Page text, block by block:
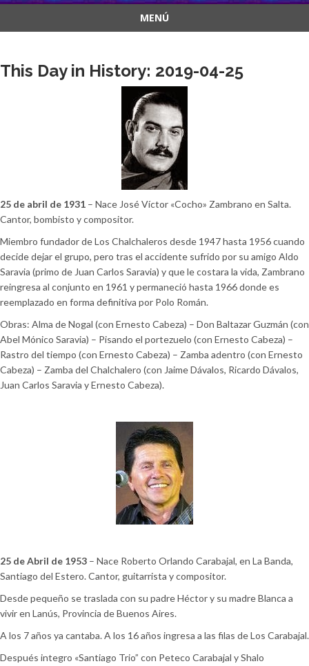
MENÚ
contenido
This Day in History: 2019-04-25
25 de abril de 1931 – Nace José Víctor «Cocho» Zambrano en Salta.
Cantor, bombisto y compositor.
Miembro fundador de Los Chalchaleros desde 1947 hasta 1956 cuando
decide dejar el grupo, pero tras el accidente sufrido por su amigo Aldo
Saravia (primo de Juan Carlos Saravia) y que le costara la vida, Zambrano
reingresa al conjunto en 1961 y permaneció hasta 1966 donde es
reemplazado en forma definitiva por Polo Román.
Obras: Alma de Nogal (con Ernesto Cabeza) – Don Baltazar Guzmán (con
Abel Mónico Saravia) – Pisando el portezuelo (con Ernesto Cabeza) –
Rastro del tiempo (con Ernesto Cabeza) – Zamba adentro (con Ernesto
Cabeza) – Zamba del Chalchalero (con Jaime Dávalos, Ricardo Dávalos,
Juan Carlos Saravia y Ernesto Cabeza).
25 de Abril de 1953 – Nace Roberto Orlando Carabajal, en La Banda,
Santiago del Estero. Cantor, guitarrista y compositor.
Desde pequeño se traslada con su padre Héctor y su madre Blanca a
vivir en Lanús, Provincia de Buenos Aires.
A los 7 años ya cantaba. A los 16 años ingresa a las filas de Los Carabajal.
Después integro «Santiago Trio” con Peteco Carabajal y Shalo